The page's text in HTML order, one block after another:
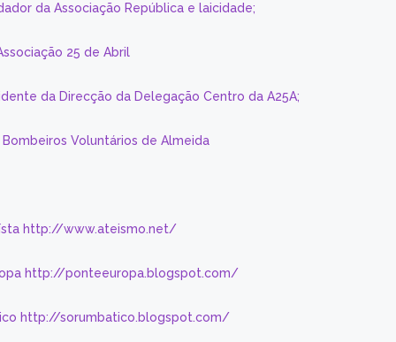
da Associação República e laicidade;
25 de Abril
da Direcção da Delegação Centro da A25A;
Voluntários de Almeida
http://www.ateismo.net/
http://ponteeuropa.blogspot.com/
http://sorumbatico.blogspot.com/